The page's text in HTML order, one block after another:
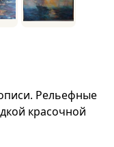
Рельефные
красочной